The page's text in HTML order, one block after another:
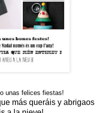
unas felices fiestas!
más queráis y abrigaos